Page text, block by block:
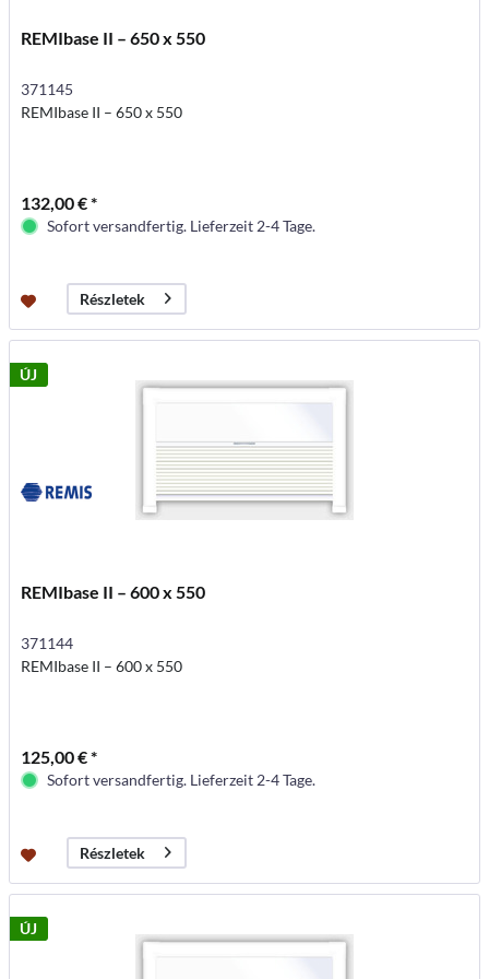
REMIbase II – 650 x 550
371145
REMIbase II – 650 x 550
132,00 € *
Sofort versandfertig. Lieferzeit 2-4 Tage.
Részletek
ÚJ
REMIbase II – 600 x 550
371144
REMIbase II – 600 x 550
125,00 € *
Sofort versandfertig. Lieferzeit 2-4 Tage.
Részletek
ÚJ